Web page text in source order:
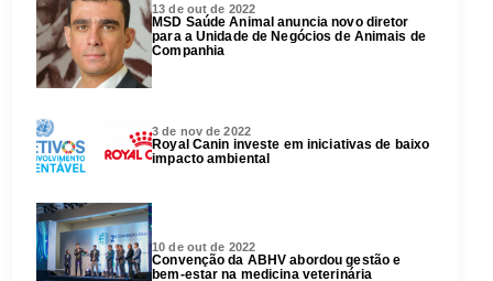
13 de out de 2022
MSD Saúde Animal anuncia novo diretor
para a Unidade de Negócios de Animais de
Companhia
3 de nov de 2022
Royal Canin investe em iniciativas de baixo
impacto ambiental
10 de out de 2022
Convenção da ABHV abordou gestão e
bem-estar na medicina veterinária